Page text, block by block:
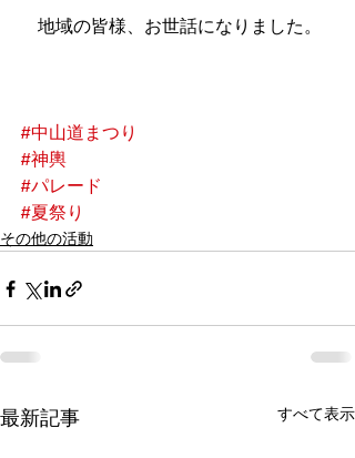
地域の皆様、お世話になりました。
#中山道まつり
#神輿
#パレード
#夏祭り
その他の活動
最新記事 すべて表示